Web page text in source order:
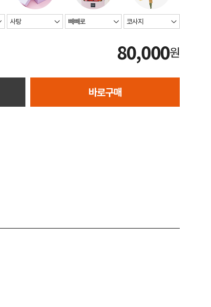
80,000원
바로구매